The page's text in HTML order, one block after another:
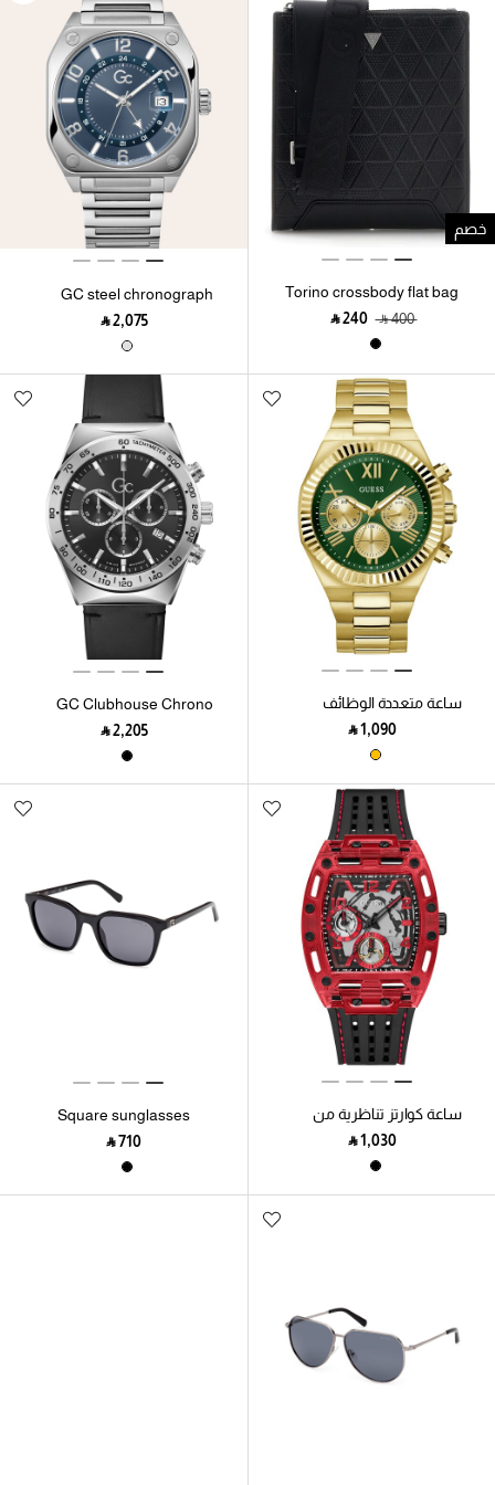
خصم
Torino crossbody flat bag
‎ ⃁ ⁦400⁩ ‎
‎ ⃁ ⁦240⁩ ‎
GC steel chronograph
‎ ⃁ ⁦2,075⁩ ‎
ساعة متعددة الوظائف
مصنوعة من الفولاذ المقاوم
‎ ⃁ ⁦1,090⁩ ‎
GC Clubhouse Chrono
‎ ⃁ ⁦2,205⁩ ‎
ساعة كوارتز تناظرية من
السيليكون باللون الأسود
‎ ⃁ ⁦1,030⁩ ‎
Square sunglasses
‎ ⃁ ⁦710⁩ ‎